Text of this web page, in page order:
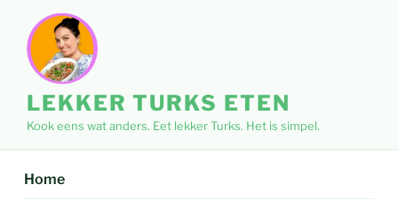
inhoud
LEKKER TURKS ETEN
Kook eens wat anders. Eet lekker Turks. Het is simpel.
Home